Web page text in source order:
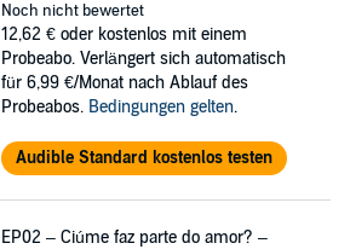
Noch nicht bewertet
12,62 € oder kostenlos mit einem
Probeabo. Verlängert sich automatisch
für 6,99 €/Monat nach Ablauf des
Probeabos. Bedingungen gelten.
Audible Standard kostenlos testen
EP02 – Ciúme faz parte do amor? –